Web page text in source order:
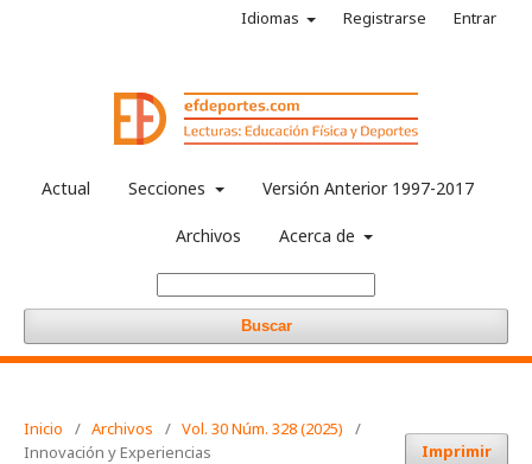
Actual Secciones Versión Anterior 1997-2017
Archivos Acerca de
Buscar
Idiomas Registrarse Entrar
Inicio / Archivos / Vol. 30 Núm. 328 (2025)
/
Innovación y Experiencias
Imprimir